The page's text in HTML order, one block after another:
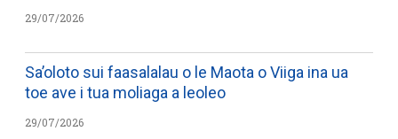
29/07/2026
Sa’oloto sui faasalalau o le Maota o Viiga ina ua
toe ave i tua moliaga a leoleo
29/07/2026